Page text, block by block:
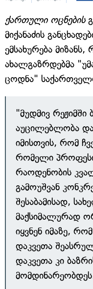
ქართული ოცნების
მიქანაძის
ემსახურება
ახალგაზრდებმა
ცოდნა"
"მუდმივ რეჟიმში
აუცილებლობა და
იმისთვის, რომ
რომელი
რაოდენობის
გამოუშვან
შესაბამისად,
მაქსიმალურად
იყვნენ იმაზე,
დაკვეთა
დაკვეთა კი